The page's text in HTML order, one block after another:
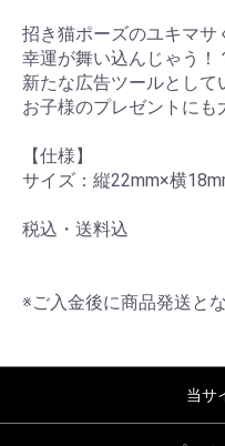
招き猫ポーズのユキマサ
幸運が舞い込んじゃう！
新たな広告ツールとして
お子様のプレゼントにも
【仕様】
サイズ：縦22mm×横
税込・送料込
※ご入金後に商品発送と
当サ